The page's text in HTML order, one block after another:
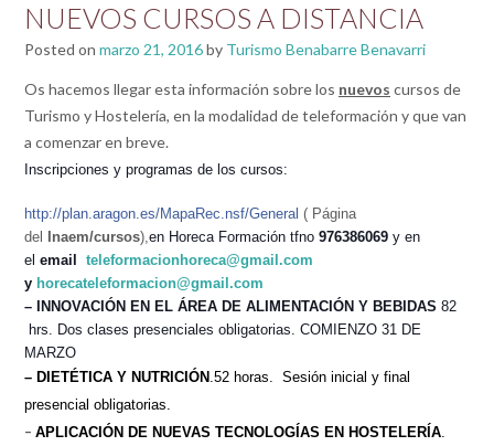
NUEVOS CURSOS A DISTANCIA
Posted on marzo 21, 2016by Turismo Benabarre Benavarri
Os hacemos llegar esta información sobre los nuevos cursos de
Turismo y Hostelería, en la modalidad de teleformación y que van
a comenzar en breve.
Inscripciones y programas de los cursos:
http://plan.aragon.es/MapaRec. nsf/General ( Página
del Inaem/cursos), en Horeca Formación tfno 976386069 y en
el email teleformacionhoreca@gmail.com
y horecateleformacion@gmail.com
– INNOVACIÓN EN EL ÁREA DE ALIMENTACIÓN Y BEBIDAS 82
hrs. Dos clases presenciales obligatorias. COMIENZO 31 DE
MARZO
– DIETÉTICA Y NUTRICIÓN .52 horas. Sesión inicial y final
presencial obligatorias.
– APLICACIÓN DE NUEVAS TECNOLOGÍAS EN HOSTELERÍA